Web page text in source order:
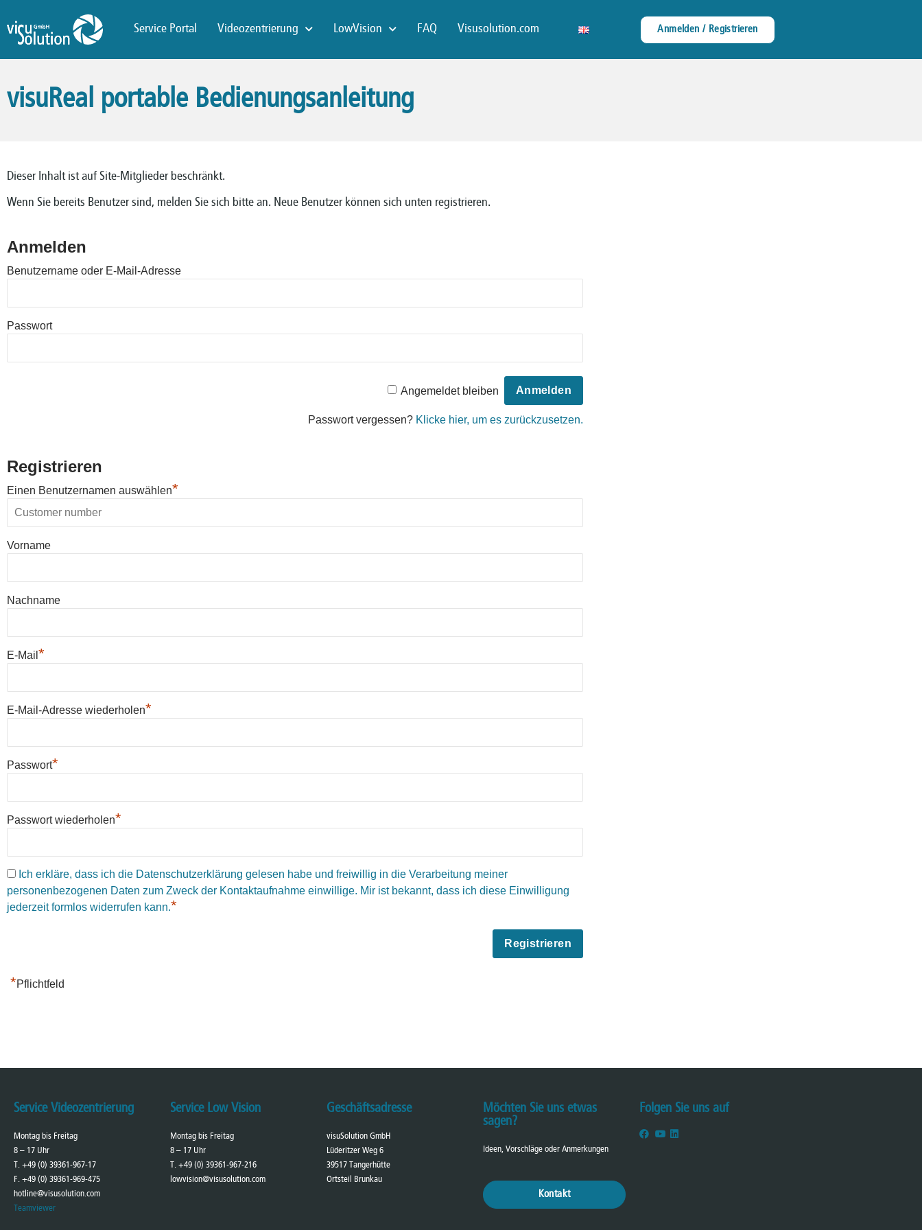
Service Portal Videozentrierung LowVision FAQ Visusolution.com Anmelden / Registrieren
visuReal portable Bedienungsanleitung
Dieser Inhalt ist auf Site-Mitglieder beschränkt.
Wenn Sie bereits Benutzer sind, melden Sie sich bitte an. Neue Benutzer können sich unten registrieren.
Anmelden
Benutzername oder E-Mail-Adresse
Passwort
Angemeldet bleiben
Passwort vergessen? Klicke hier, um es zurückzusetzen.
Registrieren
Einen Benutzernamen auswählen*
Vorname
Nachname
E-Mail *
E-Mail-Adresse wiederholen*
Passwort*
Passwort wiederholen*
Ich erkläre, dass ich die Datenschutzerklärung gelesen habe und freiwillig in die Verarbeitung meiner
personenbezogenen Daten zum Zweck der Kontaktaufnahme einwillige. Mir ist bekannt, dass ich diese Einwilligung
jederzeit formlos widerrufen kann.*
*Pflichtfeld
Service Videozentrierung
Montag bis Freitag
8 – 17 Uhr
T. +49 (0) 39361-967-17
F. +49 (0) 39361-969-475
hotline@visusolution.com
Teamviewer
Service Low Vision
Montag bis Freitag
8 – 17 Uhr
T. +49 (0) 39361-967-216
lowvision@visusolution.com
Geschäftsadresse
visuSolution GmbH
Lüderitzer Weg 6
39517 Tangerhütte
Ortsteil Brunkau
Möchten Sie uns etwas
sagen?
Ideen, Vorschläge oder Anmerkungen
Kontakt
Folgen Sie uns auf